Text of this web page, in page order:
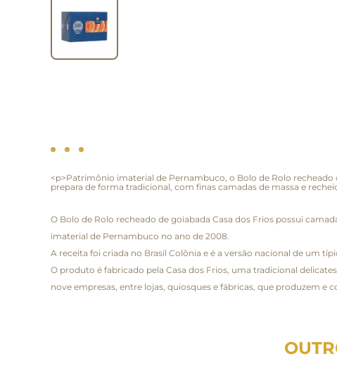
<p>Patrimônio imaterial de Pernambuco, o Bolo de Rolo
prepara de forma tradicional, com finas camadas de massa e
O Bolo de Rolo recheado de goiabada Casa dos Frios possui
imaterial de Pernambuco no ano de 2008.
A receita foi criada no Brasil Colônia e é a versão nacional de um
O produto é fabricado pela Casa dos Frios, uma tradicional
nove empresas, entre lojas, quiosques e fábricas, que produzem e